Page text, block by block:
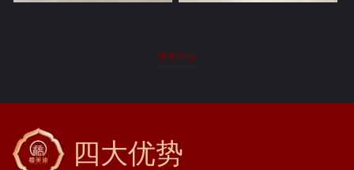
更多产品
四大优势